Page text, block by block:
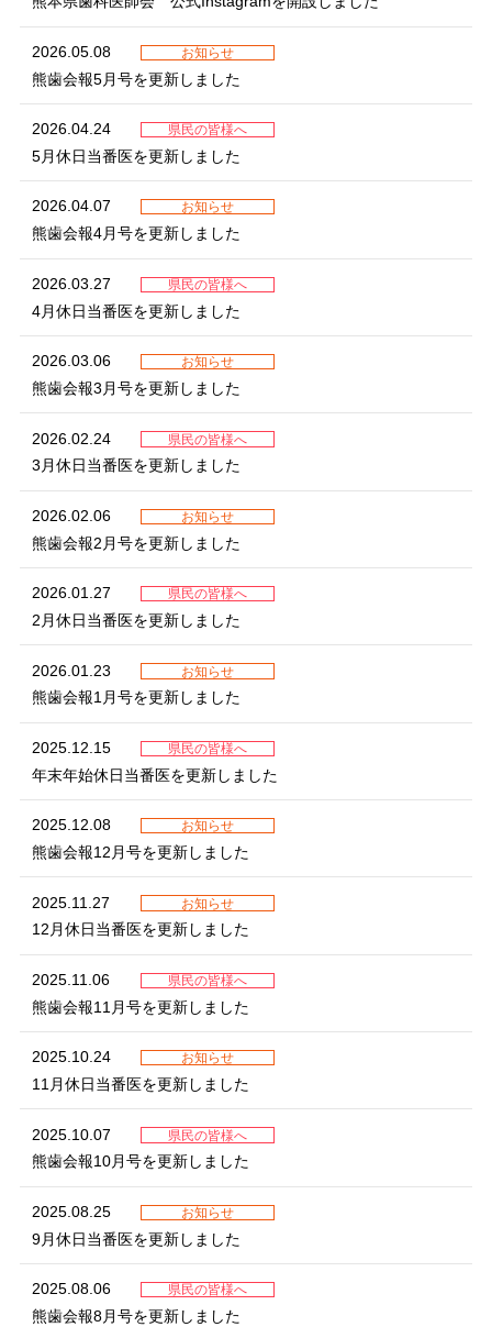
2026.05.08 お知らせ
熊歯会報5月号を更新しました
2026.04.24 県民の皆様へ
5月休日当番医を更新しました
2026.04.07 お知らせ
熊歯会報4月号を更新しました
2026.03.27 県民の皆様へ
4月休日当番医を更新しました
2026.03.06 お知らせ
熊歯会報3月号を更新しました
2026.02.24 県民の皆様へ
3月休日当番医を更新しました
2026.02.06 お知らせ
熊歯会報2月号を更新しました
2026.01.27 県民の皆様へ
2月休日当番医を更新しました
2026.01.23 お知らせ
熊歯会報1月号を更新しました
2025.12.15 県民の皆様へ
年末年始休日当番医を更新しました
2025.12.08 お知らせ
熊歯会報12月号を更新しました
2025.11.27 お知らせ
12月休日当番医を更新しました
2025.11.06 県民の皆様へ
熊歯会報11月号を更新しました
2025.10.24 お知らせ
11月休日当番医を更新しました
2025.10.07 県民の皆様へ
熊歯会報10月号を更新しました
2025.08.25 お知らせ
9月休日当番医を更新しました
2025.08.06 県民の皆様へ
熊歯会報8月号を更新しました